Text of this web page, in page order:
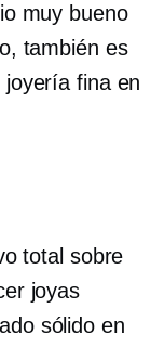
muy bueno
también es
fina en
total sobre
joyas
sólido en